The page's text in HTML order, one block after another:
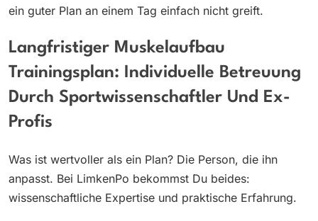
ein guter Plan an einem Tag einfach nicht greift.
Langfristiger Muskelaufbau
Trainingsplan: Individuelle Betreuung
Durch Sportwissenschaftler Und Ex-
Profis
Was ist wertvoller als ein Plan? Die Person, die ihn
anpasst. Bei LimkenPo bekommst Du beides:
wissenschaftliche Expertise und praktische Erfahrung.